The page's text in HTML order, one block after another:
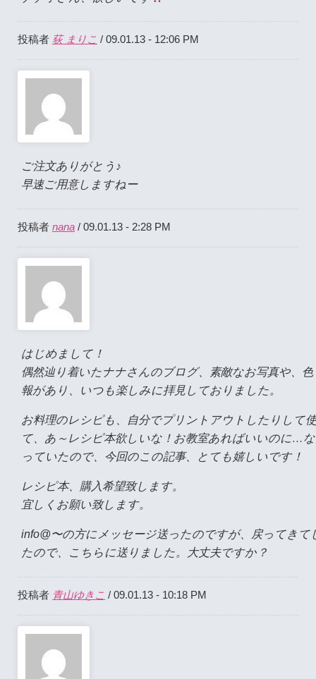
投稿者 荻 まりこ / 09.01.13 - 12:06 PM
ご注文ありがとう♪
早速ご用意しますねー
投稿者 nana / 09.01.13 - 2:28 PM
はじめまして！
偶然辿り着いたナナさんのブログ、素敵なお写真や、色
報があり、いつも楽しみに拝見しておりました。
お料理のレシピも、自分でプリントアウトしたりして
て、あ～レシピ本欲しいな！お教室あればいいのに…
っていたので、今回のこの記事、とても嬉しいです！
レシピ本、購入希望致します。
宜しくお願い致します。
info@〜の方にメッセージ送ったのですが、戻ってきて
たので、こちらに送りました。大丈夫ですか？
投稿者 青山ゆきこ / 09.01.13 - 10:18 PM